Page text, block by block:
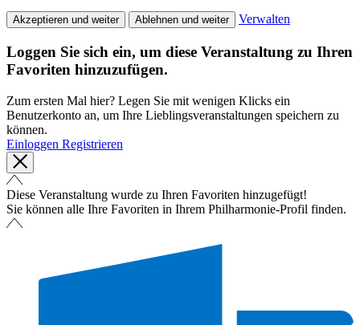
Akzeptieren und weiter Ablehnen und weiter Verwalten
Loggen Sie sich ein, um diese Veranstaltung zu Ihren
Favoriten hinzuzufügen.
Zum ersten Mal hier? Legen Sie mit wenigen Klicks ein
Benutzerkonto an, um Ihre Lieblingsveranstaltungen speichern zu
können.
Einloggen Registrieren
Diese Veranstaltung wurde zu Ihren Favoriten hinzugefügt!
Sie können alle Ihre Favoriten in Ihrem Philharmonie-Profil finden.